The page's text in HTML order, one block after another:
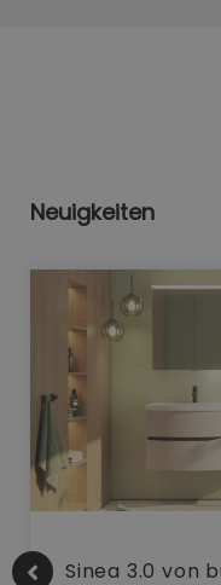
Neuigkeiten
Sinea 3.0 von